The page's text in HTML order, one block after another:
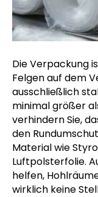
Die Verpackung
Felgen auf dem
ausschließlich
minimal größer
verhindern Sie,
den
Material wie
Luftpolsterfolie.
helfen,
wirklich keine